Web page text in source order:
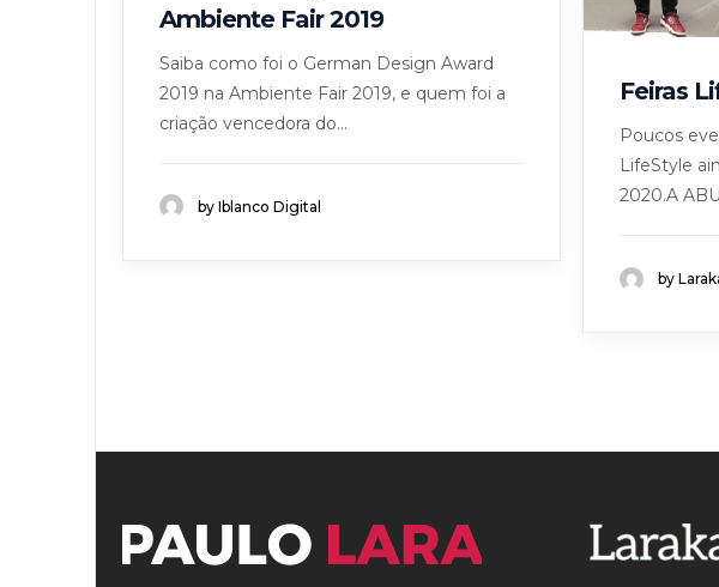
Feiras
Poucos
LifeStyle
2020.A
by
Ambiente Fair 2019
Saiba como foi o German Design Award
2019 na Ambiente Fair 2019, e quem foi a
criação vencedora do...
by Iblanco Digital